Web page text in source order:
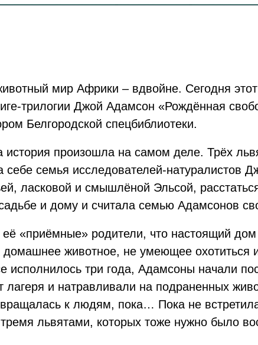
мир Африки – вдвойне. Сегодня
трилогии Джой Адамсон «Рождённая
Белгородской спецбиблиотеки.
произошла на самом деле. Трёх
себе семья исследователей-натуралистов
ласковой и смышлёной Эльсой,
и дому и считала семью Адамсонов
«приёмные» родители, что настоящий
домашнее животное, не умеющее охотиться
три года, Адамсоны начали
и натравливали на подраненных
к людям, пока… Пока не
львятами, которых тоже нужно было